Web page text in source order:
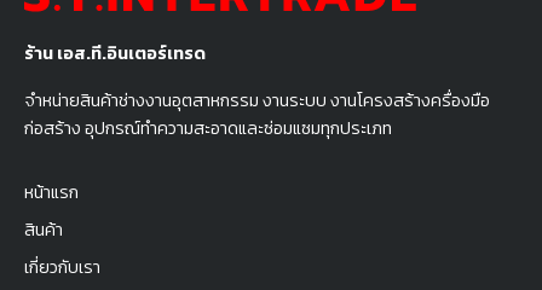
ร้าน เอส.ที.อินเตอร์เทรด
จำหน่ายสินค้าช่างงานอุตสาหกรรม งานระบบ งานโครงสร้างครื่องมือ
ก่อสร้าง อุปกรณ์ทำความสะอาดและซ่อมแซมทุกประเภท
หน้าแรก
สินค้า
เกี่ยวกับเรา